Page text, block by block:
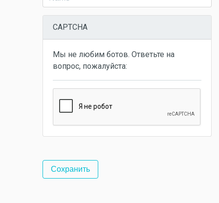
CAPTCHA
Мы не любим ботов. Ответьте на
вопрос, пожалуйста: